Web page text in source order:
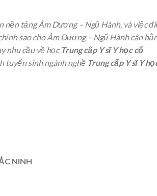
nền tảng Âm Dương – Ngũ Hành, và việc
sao cho Âm Dương – Ngũ Hành cân
nhu cầu về họcTrung cấp Y sĩ Y học cổ
tuyển sinh ngành nghề Trung cấp Y sĩ Y
NINH